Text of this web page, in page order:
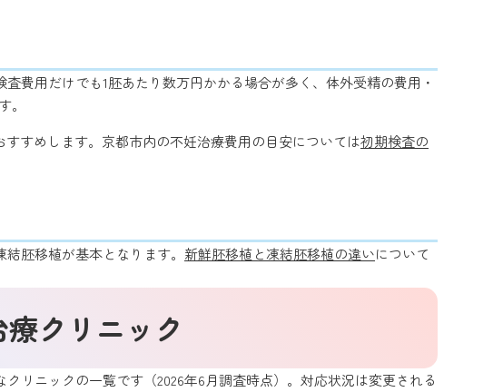
費用だけでも1胚あたり数万円かかる場合が多く、体外受精の費用・
すめします。京都市内の不妊治療費用の目安については初期検査の
胚移植が基本となります。 新鮮胚移植と凍結胚移植の違いについて
クリニック
リニックの一覧です（2026年6月調査時点）。対応状況は変更される